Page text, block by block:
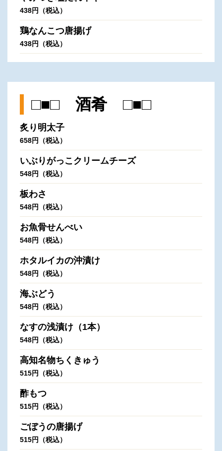
438円（税込）
鶏なんこつ唐揚げ
438円（税込）
□■□ 酒肴 □■□
炙り明太子
658円（税込）
いぶりがっこクリームチーズ
548円（税込）
板わさ
548円（税込）
お魚骨せんべい
548円（税込）
ホタルイカの沖漬け
548円（税込）
海ぶどう
548円（税込）
なすの浅漬け（1本）
548円（税込）
高知名物ちくきゅう
515円（税込）
酢もつ
515円（税込）
ごぼうの唐揚げ
515円（税込）